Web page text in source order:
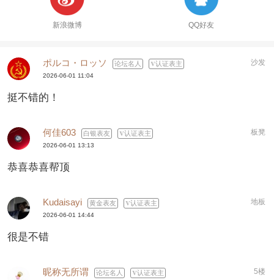
新浪微博 QQ好友
ポルコ・ロッソ 论坛名人 认证表主 沙发
2026-06-01 11:04
挺不错的！
何佳603 白银表友 认证表主 板凳
2026-06-01 13:13
恭喜恭喜帮顶
Kudaisayi 黄金表友 认证表主 地板
2026-06-01 14:44
很是不错
昵称无所谓 论坛名人 认证表主 5楼